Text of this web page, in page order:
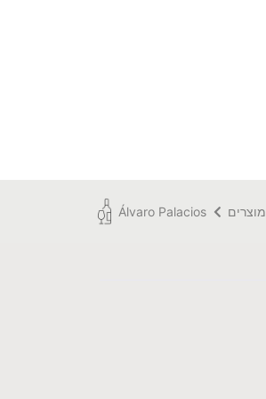
מוצרים Álvaro Palacios